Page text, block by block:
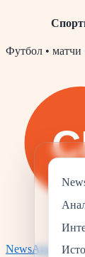
Skip
Футбол • матчи
NewsАналитика